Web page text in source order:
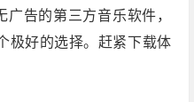
告的第三方音乐软件，
极好的选择。赶紧下载体